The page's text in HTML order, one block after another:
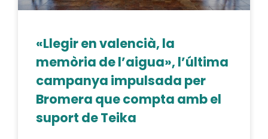
«Llegir en valencià, la
memòria de l’aigua», l’última
campanya impulsada per
Bromera que compta amb el
suport de Teika